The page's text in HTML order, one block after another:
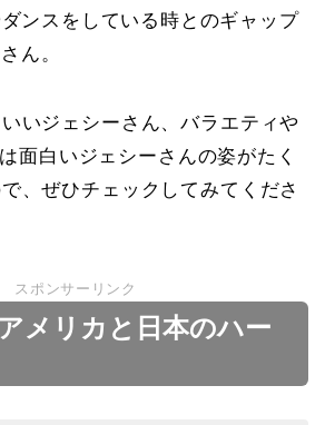
ンスをしている時とのギャップ
ん。
いジェシーさん、バラエティや
面白いジェシーさんの姿がたく
、ぜひチェックしてみてくださ
スポンサーリンク
メリカと日本のハー